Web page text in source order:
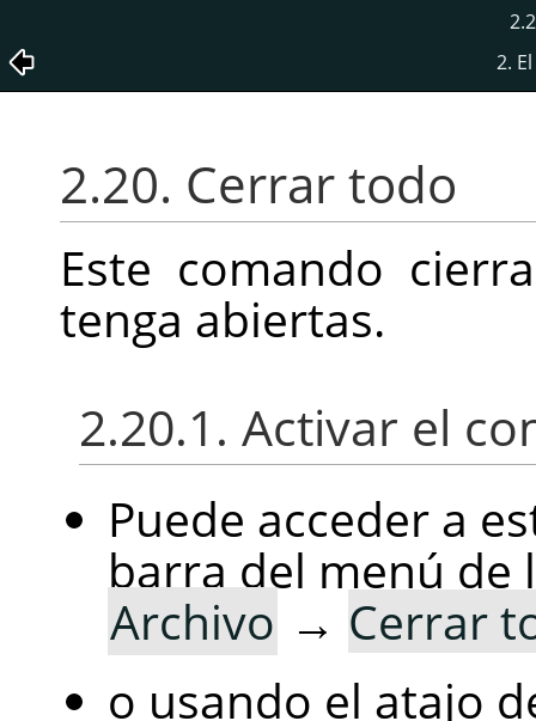
2.
2.20. Cerrar todo
Este comando
tenga abiertas.
2.20.1. Activar el
Puede acceder a
barra del menú de
Archivo → Cerrar
o usando el atajo